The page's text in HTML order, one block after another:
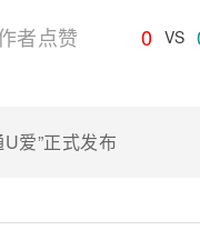
者点赞 0 VS
爱”正式发布